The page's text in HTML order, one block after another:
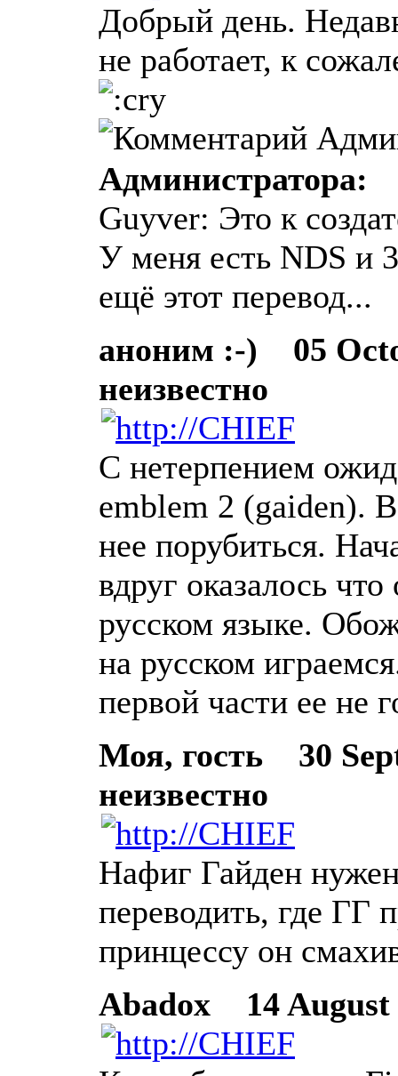
Добрый день.
не работает, к
Администратора:
Guyver: Это к
У меня есть NDS и
ещё этот перевод...
аноним :-)
05
неизвестно
С нетерпением
emblem 2 (gaiden).
нее порубиться.
вдруг оказалось
русском языке.
на русском
первой части ее не
Моя, гость
30
неизвестно
Нафиг Гайден
переводить, где ГГ
принцессу он
Abadox
14 August